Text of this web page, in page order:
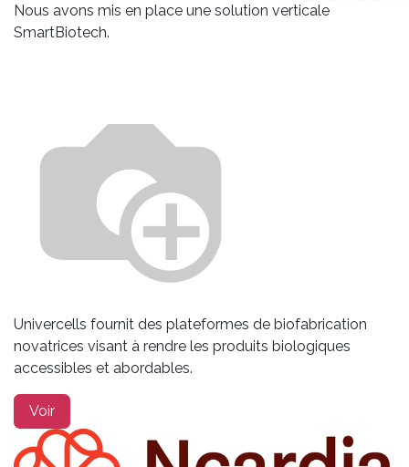
Nous avons mis en place une solution verticale
SmartBiotech.
Univercells fournit des plateformes de biofabrication
novatrices visant à rendre les produits biologiques
accessibles et abordables.
Voir